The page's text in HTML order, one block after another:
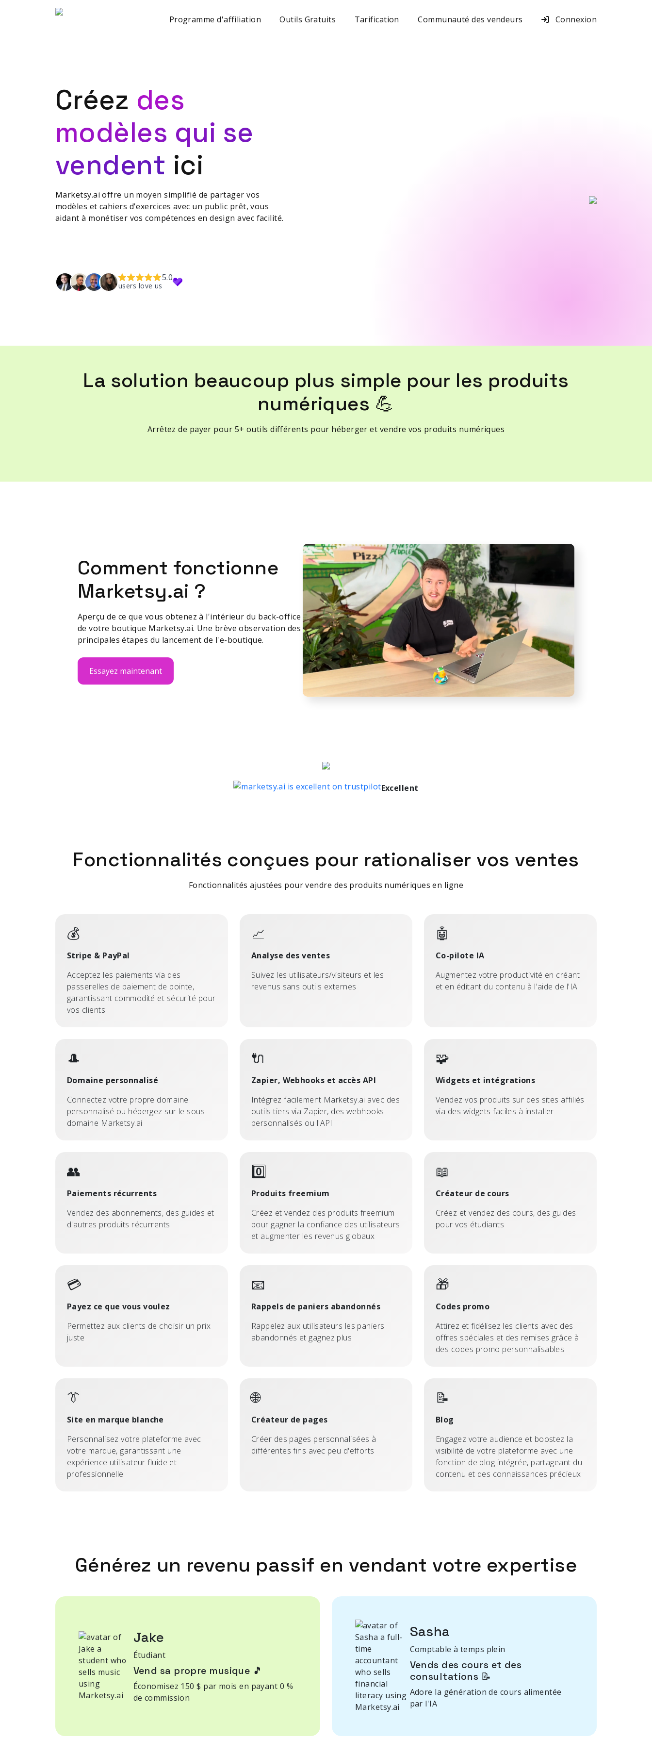
Programme d'affiliation Outils Gratuits Tarification Communauté des vendeurs Connexion
Créez des
modèles qui se
vendent ici
Marketsy.ai offre un moyen simplifié de partager vos
modèles et cahiers d'exercices avec un public prêt, vous
aidant à monétiser vos compétences en design avec facilité.
5.0
users love us
La solution beaucoup plus simple pour les produits
numériques 💪
Arrêtez de payer pour 5+ outils différents pour héberger et vendre vos produits numériques
Comment fonctionne
Marketsy.ai ?
Aperçu de ce que vous obtenez à l'intérieur du back-office
de votre boutique Marketsy.ai. Une brève observation des
principales étapes du lancement de l'e-boutique.
Essayez maintenant
Excellent
Fonctionnalités conçues pour rationaliser vos ventes
Fonctionnalités ajustées pour vendre des produits numériques en ligne
💰
Stripe & PayPal
Acceptez les paiements via des
passerelles de paiement de pointe,
garantissant commodité et sécurité pour
vos clients
📈
Analyse des ventes
Suivez les utilisateurs/visiteurs et les
revenus sans outils externes
🤖
Co-pilote IA
Augmentez votre productivité en créant
et en éditant du contenu à l'aide de l'IA
🎩
Domaine personnalisé
Connectez votre propre domaine
personnalisé ou hébergez sur le sous-
domaine Marketsy.ai
🔌
Zapier, Webhooks et accès API
Intégrez facilement Marketsy.ai avec des
outils tiers via Zapier, des webhooks
personnalisés ou l'API
🧩
Widgets et intégrations
Vendez vos produits sur des sites affiliés
via des widgets faciles à installer
👥
Paiements récurrents
Vendez des abonnements, des guides et
d'autres produits récurrents
0️⃣
Produits freemium
Créez et vendez des produits freemium
pour gagner la confiance des utilisateurs
et augmenter les revenus globaux
📖
Créateur de cours
Créez et vendez des cours, des guides
pour vos étudiants
💳
Payez ce que vous voulez
Permettez aux clients de choisir un prix
juste
📧
Rappels de paniers abandonnés
Rappelez aux utilisateurs les paniers
abandonnés et gagnez plus
🎁
Codes promo
Attirez et fidélisez les clients avec des
offres spéciales et des remises grâce à
des codes promo personnalisables
👔
Site en marque blanche
Personnalisez votre plateforme avec
votre marque, garantissant une
expérience utilisateur fluide et
professionnelle
🌐
Créateur de pages
Créer des pages personnalisées à
différentes fins avec peu d'efforts
📝
Blog
Engagez votre audience et boostez la
visibilité de votre plateforme avec une
fonction de blog intégrée, partageant du
contenu et des connaissances précieux
Générez un revenu passif en vendant votre expertise
Jake
Étudiant
Vend sa propre musique 🎵
Économisez 150 $ par mois en payant 0 %
de commission
Sasha
Comptable à temps plein
Vends des cours et des
consultations 📝
Adore la génération de cours alimentée
par l'IA